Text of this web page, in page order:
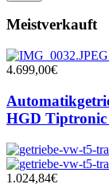
Meistverkauft
4.699,00€
HGD Tiptronic
1.024,84€